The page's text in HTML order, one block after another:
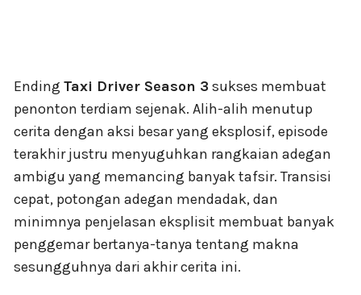
Ending Taxi Driver Season 3 sukses membuat
penonton terdiam sejenak. Alih-alih menutup
cerita dengan aksi besar yang eksplosif, episode
terakhir justru menyuguhkan rangkaian adegan
ambigu yang memancing banyak tafsir. Transisi
cepat, potongan adegan mendadak, dan
minimnya penjelasan eksplisit membuat banyak
penggemar bertanya-tanya tentang makna
sesungguhnya dari akhir cerita ini.